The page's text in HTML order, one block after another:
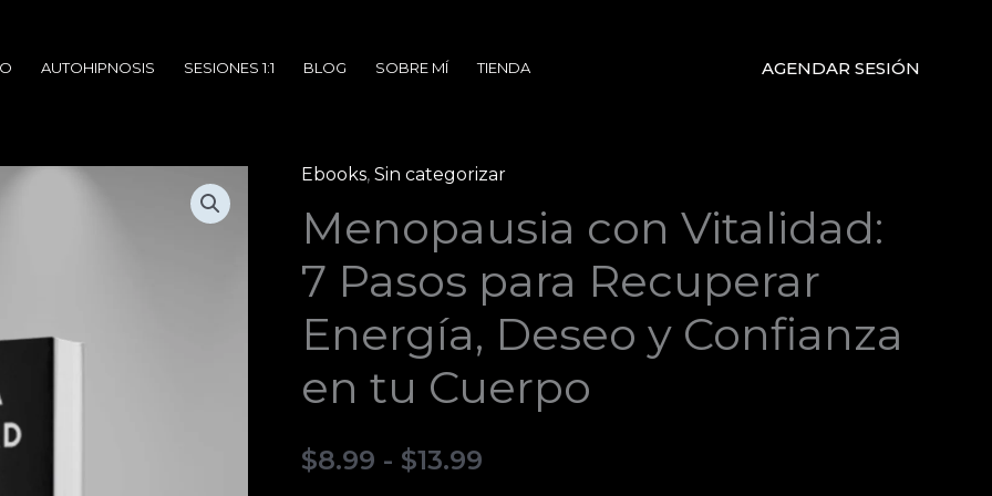
AUTOHIPNOSIS SESIONES 1:1 BLOG SOBRE MÍ TIENDA AGENDAR SESIÓN
Ebooks, Sin categorizar
Menopausia con Vitalidad:
7 Pasos para Recuperar
Energía, Deseo y Confianza
en tu Cuerpo
$8.99 - $13.99
Rango
de
precios:
desde
$8.99
Menopausia
con
Vitalidad:
7
para
Recuperar
Energía,
y